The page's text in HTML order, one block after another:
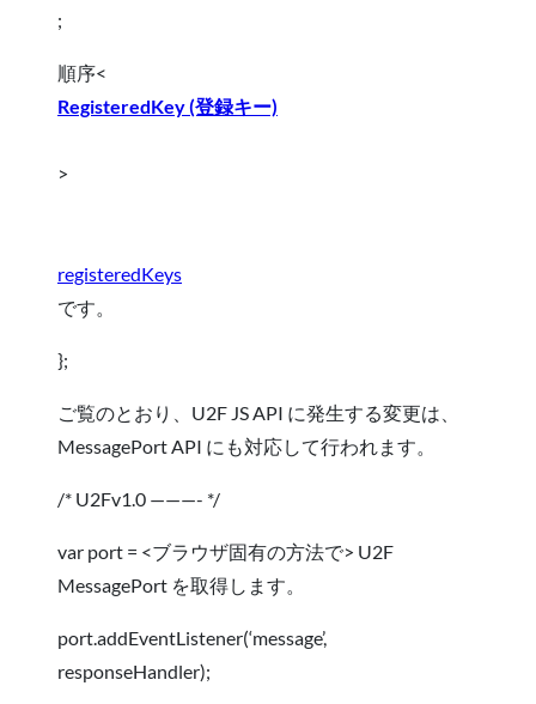
;
順序<
RegisteredKey (登録キー)
>
registeredKeys
です。
};
ご覧のとおり、U2F JS API に発生する変更は、
MessagePort API にも対応して行われます。
/* U2Fv1.0 ———- */
var port = <ブラウザ固有の方法で> U2F
MessagePort を取得します。
port.addEventListener(‘message’,
responseHandler);